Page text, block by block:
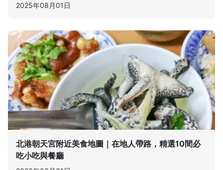
2025年08月01日
北港朝天宮附近美食地圖｜在地人帶路，精選10間必
吃小吃與餐廳